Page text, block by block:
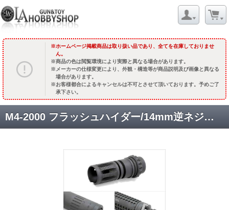
ホームページ掲載商品は取り扱い品であり、全てを在庫しておりませ
ん。
商品の色は閲覧環境により実際と異なる場合があります。
メーカーの仕様変更により、外観・構造等が商品説明及び画像と異なる
場合があります。
お客様都合によるキャンセルは不可とさせて頂いております。予めご了
承下さい。
M4-2000 フラッシュハイダー/14mm逆ネジ対応 [VF9-FHR-M4-2000-01] [取寄]